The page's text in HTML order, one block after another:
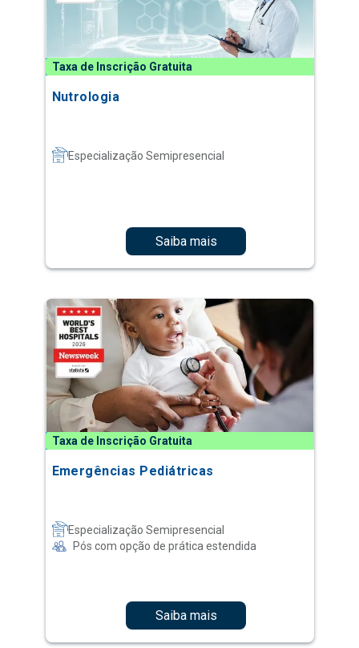
Taxa de Inscrição Gratuita
Nutrologia
Especialização Semipresencial
Saiba mais
Taxa de Inscrição Gratuita
Emergências Pediátricas
Especialização Semipresencial
Pós com opção de prática estendida
Saiba mais